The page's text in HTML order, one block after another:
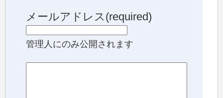
メールアドレス(required)
管理人にのみ公開されます